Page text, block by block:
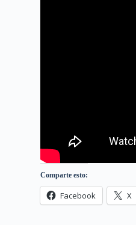
Comparte esto:
Facebook X